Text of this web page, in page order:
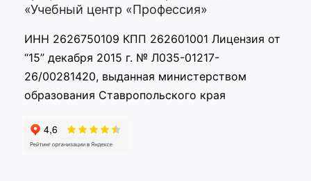
«Учебный центр «Профессия»
ИНН 2626750109 КПП 262601001 Лицензия от
“15” декабря 2015 г. № Л035-01217-
26/00281420, выданная министерством
образования Ставропольского края